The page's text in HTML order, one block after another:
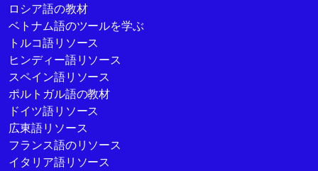
ロシア語の教材
ベトナム語のツールを学ぶ
トルコ語リソース
ヒンディー語リソース
スペイン語リソース
ポルトガル語の教材
ドイツ語リソース
広東語リソース
フランス語のリソース
イタリア語リソース